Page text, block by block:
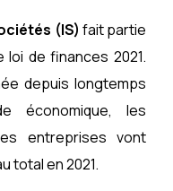
(IS) fait partie
de finances 2021.
depuis longtemps
économique, les
entreprises vont
total en 2021.